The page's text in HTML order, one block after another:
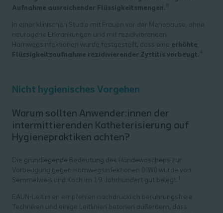
Aufnahme ausreichender Flüssigkeitsmengen. 8
In einer klinischen Studie mit Frauen vor der Menopause, ohne
neurogene Erkrankungen und mit rezidivierenden
Harnwegsinfektionen wurde festgestellt, dass eine erhöhte
Flüssigkeitsaufnahme rezidivierender Zystitis vorbeugt. 4
Nicht hygienisches Vorgehen
Warum sollten Anwender:innen der
intermittierenden Katheterisierung auf
Hygienepraktiken achten?
Die grundlegende Bedeutung des Händewaschens zur
Vorbeugung gegen Harnwegsinfektionen (HWI) wurde von
Semmelweis und Koch im 19. Jahrhundert gut belegt. 1
EAUN-Leitlinien empfehlen nachdrücklich berührungsfreie
Techniken und einige Leitlinien betonen außerdem, dass